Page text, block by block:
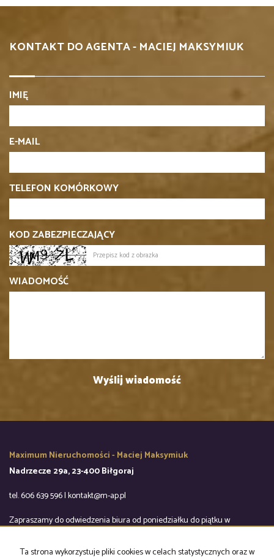
KONTAKT DO AGENTA - MACIEJ MAKSYMIUK
IMIĘ
E-MAIL
TELEFON KOMÓRKOWY
KOD ZABEZPIECZAJĄCY
WIADOMOŚĆ
Maximum Nieruchomości - Maciej Maksymiuk
Nadrzecze 29a, 23-400 Biłgoraj
tel. 606 639 596 | kontakt@m-ap.pl
Zapraszamy do odwiedzenia biura od poniedziałku do piątku w
Ta strona wykorzystuje pliki cookies w celach statystycznych oraz w